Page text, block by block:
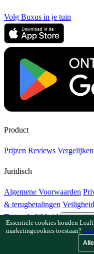
Volg Buxus in je tuin
Product
Prijzen Reviews Vergelijken
Juridisch
Algemene Voorwaarden
& terugbetalingen
Toegankelijkheid
Cookie-
Essentiële cookies houden
marketingcookies toestaan?